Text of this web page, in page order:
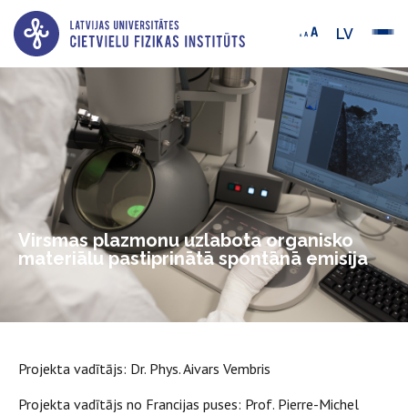
LV
Virsmas plazmonu uzlabota organisko
materiālu pastiprinātā spontānā emisija
Projekta vadītājs: Dr. Phys. Aivars Vembris
Projekta vadītājs no Francijas puses: Prof. Pierre-Michel